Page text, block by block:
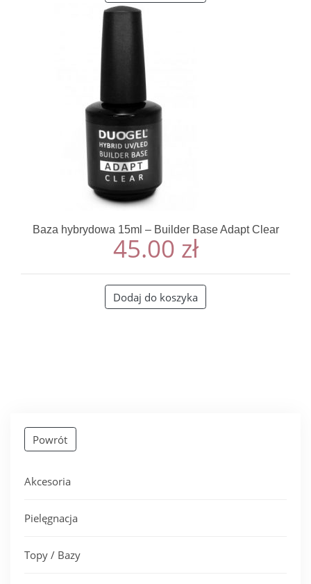
Powrót
Akcesoria
Pielęgnacja
Topy / Bazy
Baza hybrydowa 15ml – Builder Base Adapt Clear
45.00 zł
Dodaj do koszyka